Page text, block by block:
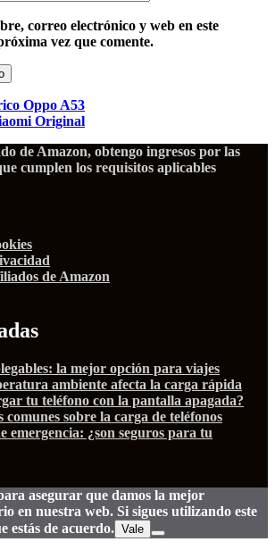
correo electrónico y web en este
vez que comente.
Oppo A53
Original
de Amazon, obtengo ingresos por las
cumplen los requisitos aplicables
de Amazon
la mejor opción para viajes
ambiente afecta la carga rápida
tu teléfono con la pantalla apagada?
comunes sobre la carga de teléfonos
emergencia: ¿son seguros para tu
asegurar que damos la mejor
en nuestra web. Si sigues utilizando este
estás de acuerdo. Vale